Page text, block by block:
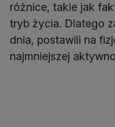
różnice, takie jak
tryb życia. Dlatego
dnia, postawili na
najmniejszej